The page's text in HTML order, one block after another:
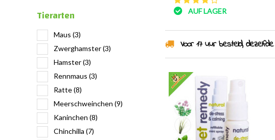
Tierarten
Maus (3)
Zwerghamster(3)
Hamster(3)
Rennmaus (3)
Ratte(8)
Meerschweinchen (9)
Kaninchen (8)
Chinchilla (7)
AUF LAGER
Voor 17 uur besteld, dezelfde